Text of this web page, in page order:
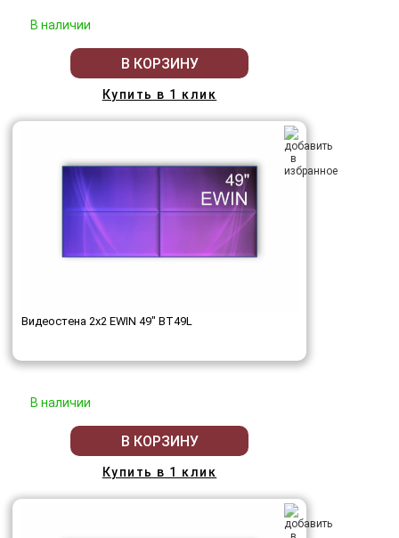
В наличии
В КОРЗИНУ
Купить в 1 клик
Видеостена 2x2 EWIN 49" BT49L
В наличии
В КОРЗИНУ
Купить в 1 клик